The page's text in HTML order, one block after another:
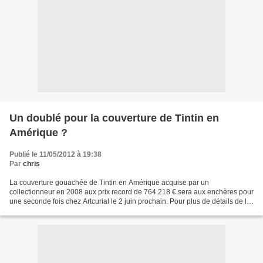
Un doublé pour la couverture de Tintin en
Amérique ?
Publié le 11/05/2012 à 19:38
Par chris
La couverture gouachée de Tintin en Amérique acquise par un
collectionneur en 2008 aux prix record de 764.218 € sera aux enchères pour
une seconde fois chez Artcurial le 2 juin prochain. Pour plus de détails de la